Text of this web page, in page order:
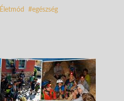
Életmód egészség